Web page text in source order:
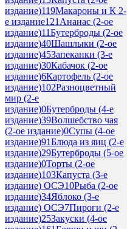
издание)119Макароны и К 2-
е издание121Ананас (2-ое
издание)11Бутерброды (2-ое
издание)40Шашлыки (2-ое
издание)45Запеканки (3-е
издание)30Кабачок (2-ое
издание)6Картофель (2-ое
издание)102Разноцветный
мир (2-е
издание)0Бутерброды (4-е
издание)39Волшебство чая
(2-ое издание)0Супы (4-ое
издание)91Блюда из яиц (2-е
издание)29Бутерброды (5-ое
издание)0Торты (2-ое
издание)103Капуста (3-е
издание) ОСЭ10Рыба (2-ое
издание)34Яблоко (3-е
издание) ОСЭ7Пироги (2-е
издание)25Закуски (4-ое